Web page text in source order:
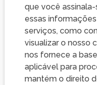
que você
essas
serviços, como
visualizar o nosso
nos fornece a
aplicável para
mantém o direito